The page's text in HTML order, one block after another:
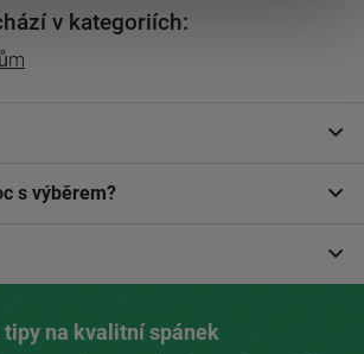
v kategoriích:
s výběrem?
tipy na kvalitní spánek